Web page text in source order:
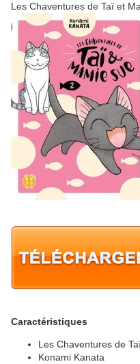
Les Chaventures de Taï et
Caractéristiques
Les Chaventures de
Konami Kanata